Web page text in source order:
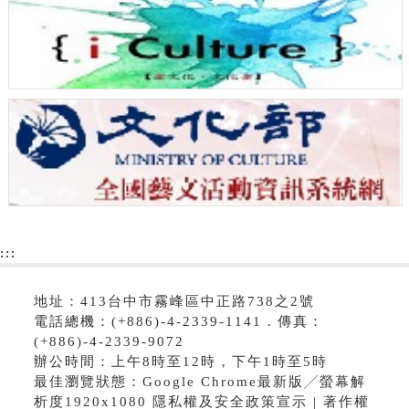
:::
地址：413台中市霧峰區中正路738之2號
電話總機：(+886)-4-2339-1141．傳真：
(+886)-4-2339-9072
辦公時間：上午8時至12時，下午1時至5時
最佳瀏覽狀態：Google Chrome最新版╱螢幕解
析度1920x1080 隱私權及安全政策宣示 | 著作權